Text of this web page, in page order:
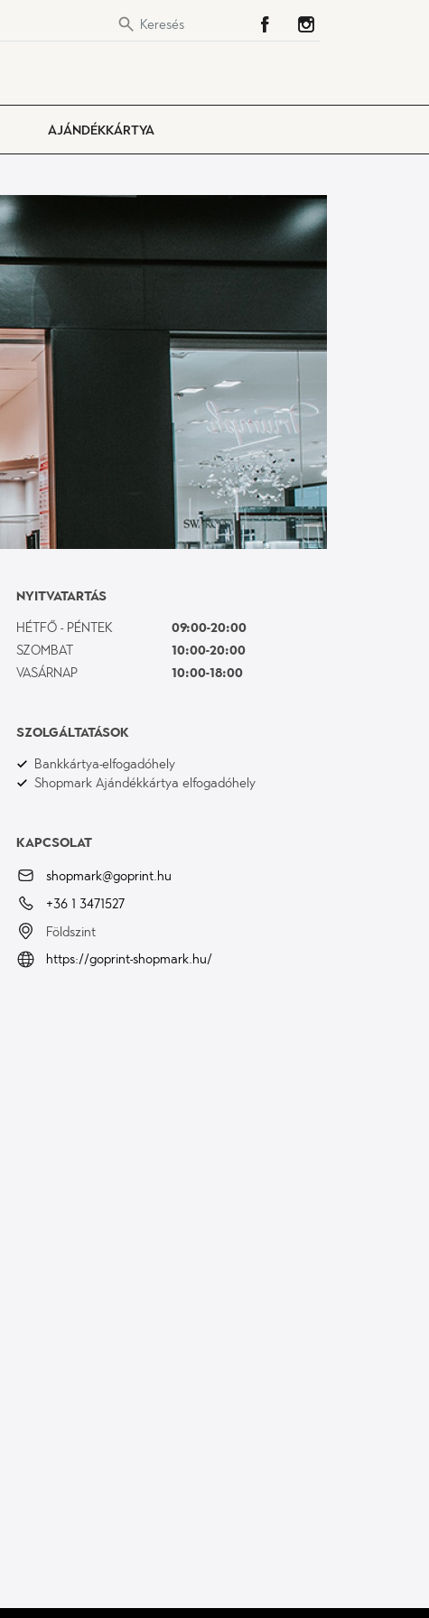
AJÁNDÉKKÁRTYA
NYITVATARTÁS
HÉTFŐ - PÉNTEK
09:00-20:00
SZOMBAT
10:00-20:00
VASÁRNAP
10:00-18:00
SZOLGÁLTATÁSOK
Bankkártya-elfogadóhely
Shopmark Ajándékkártya elfogadóhely
KAPCSOLAT
shopmark@goprint.hu
+36 1 3471527
Földszint
https://goprint-shopmark.hu/